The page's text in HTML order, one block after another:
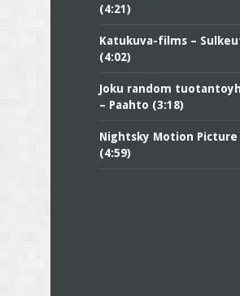
(4:21)
Katukuva-films –
(4:02)
Joku random
– Paahto (3:18)
Nightsky Motion Picture
(4:59)